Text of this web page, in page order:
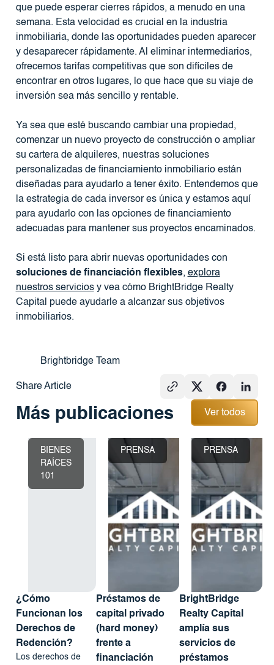
Brightbridge Team
Share Article
que puede esperar cierres rápidos, a menudo en una
semana. Esta velocidad es crucial en la industria
inmobiliaria, donde las oportunidades pueden aparecer
y desaparecer rápidamente. Al eliminar intermediarios,
ofrecemos tarifas competitivas que son difíciles de
encontrar en otros lugares, lo que hace que su viaje de
inversión sea más sencillo y rentable.
Ya sea que esté buscando cambiar una propiedad,
comenzar un nuevo proyecto de construcción o ampliar
su cartera de alquileres, nuestras soluciones
personalizadas de financiamiento inmobiliario están
diseñadas para ayudarlo a tener éxito. Entendemos que
la estrategia de cada inversor es única y estamos aquí
para ayudarlo con las opciones de financiamiento
adecuadas para mantener sus proyectos encaminados.
Si está listo para abrir nuevas oportunidades con
soluciones de financiación flexibles, explora
nuestros serviciosy vea cómo BrightBridge Realty
Capital puede ayudarle a alcanzar sus objetivos
inmobiliarios.
Más publicaciones
Ver todos
Ver todos
BIENES
RAÍCES
101
¿Cómo
Funcionan los
Derechos de
Redención?
Los derechos de
PRENSA
Préstamos de
capital privado
(hard money)
frente a
financiación
PRENSA
BrightBridge
Realty Capital
amplía sus
servicios de
préstamos